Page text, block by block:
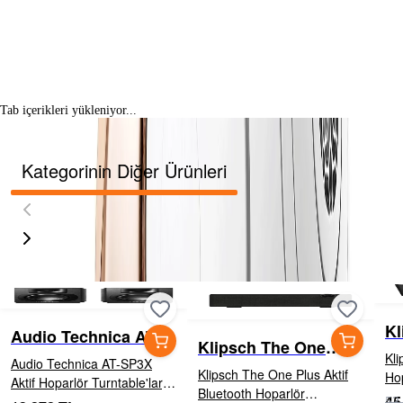
Tab içerikleri yükleniyor...
Kategorinin Diğer Ürünleri
Audio Technica AT-
SP3X Aktif Hoparlör
Audio Technica AT-SP3X
Aktif Hoparlör Turntable'lar,
Klipsch The One
Plus Aktif Bluetooth
Hoparlör
Klipsch The One Plus Aktif
Bluetooth Hoparlör